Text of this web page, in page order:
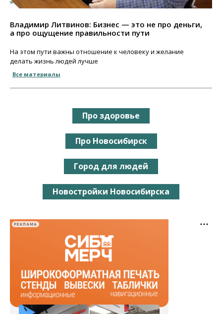
Владимир Литвинов: Бизнес — это не про деньги,
а про ощущение правильности пути
На этом пути важны отношение к человеку и желание
делать жизнь людей лучше
Все материалы
Про здоровье
Про Новосибирск
Город для людей
Новостройки Новосибирска
РЕКЛАМА